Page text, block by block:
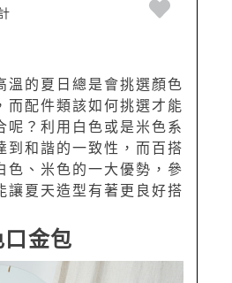
溫的夏日總是會挑選顏色
而配件類該如何挑選才能
呢？利用白色或是米色系
到和諧的一致性，而百搭
色、米色的一大優勢，參
讓夏天造型有著更良好搭
口金包